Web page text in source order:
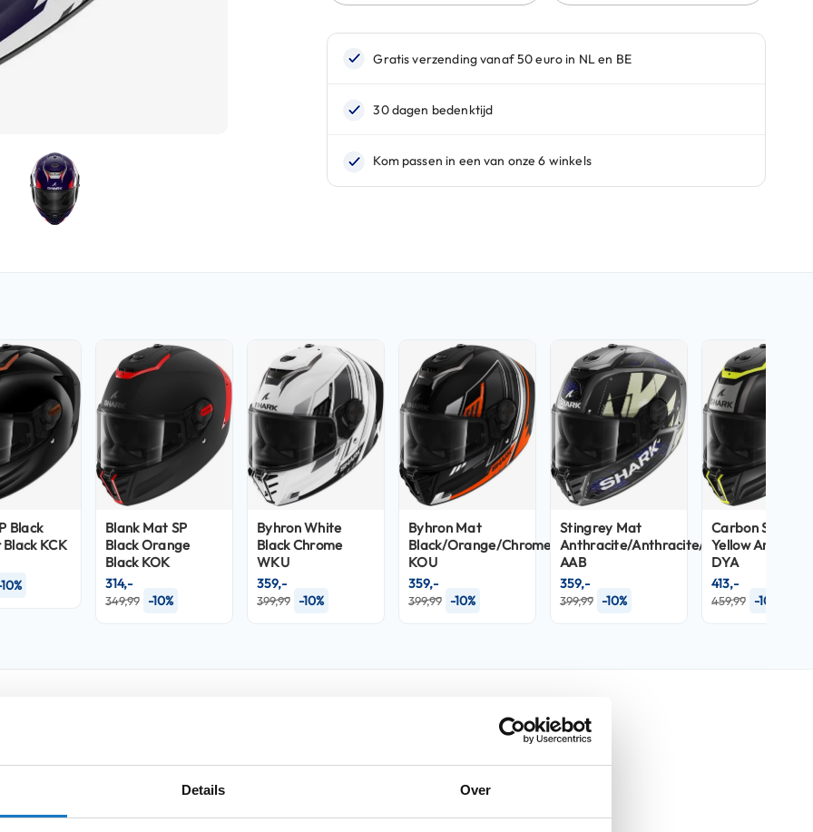
Details Over
Black
KCK
Blank Mat SP
Black Orange
Black KOK
349,99 -10%
314,-
Byhron White
Black Chrome
WKU
399,99 -10%
359,-
Byhron Mat
Black/Orange/Chrome
KOU
399,99 -10%
359,-
Stingrey Mat
Anthracite/Anthracite/Blue
AAB
399,99 -10%
359,-
Carbon Shawn
Yellow
DYA
459,99 -10%
413,-
erg sportief uiterlijk en door zijn
ruigere werk op het circuit. De
, de schaal wordt geproduceerd in
Removal System
informatie
Model Spartan RS